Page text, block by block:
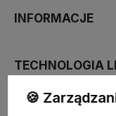
INFORMACJE
TECHNOLOGIA
🍪